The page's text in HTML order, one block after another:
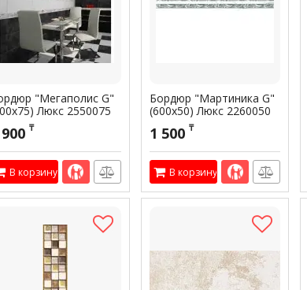
"Мегаполис G"
Люкс 2550075
300476
₸
В корзину
Бордюр "Мартиника G"
(600х50) Люкс 2260050
Артикул: 300475
1 500 ₸
В корзину